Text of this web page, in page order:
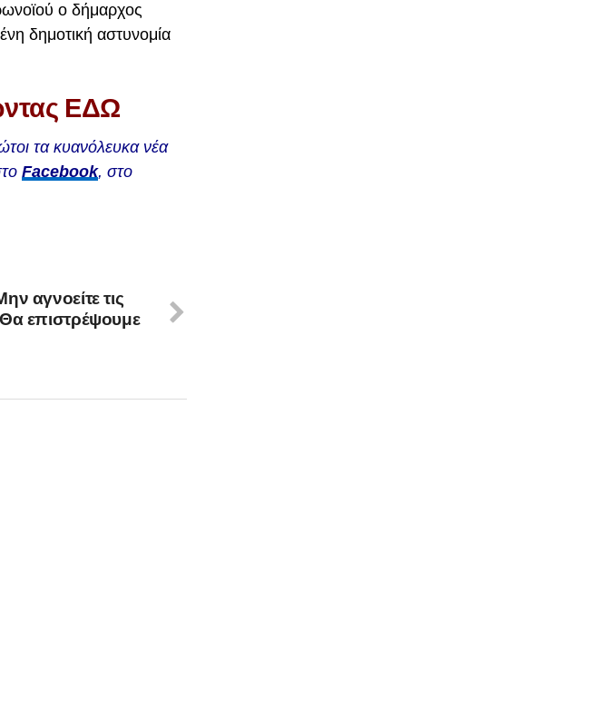
ο δήμαρχος
δημοτική αστυνομία
ΕΔΩ
τα κυανόλευκα νέα
Facebook, στο
αγνοείτε τις
επιστρέψουμε